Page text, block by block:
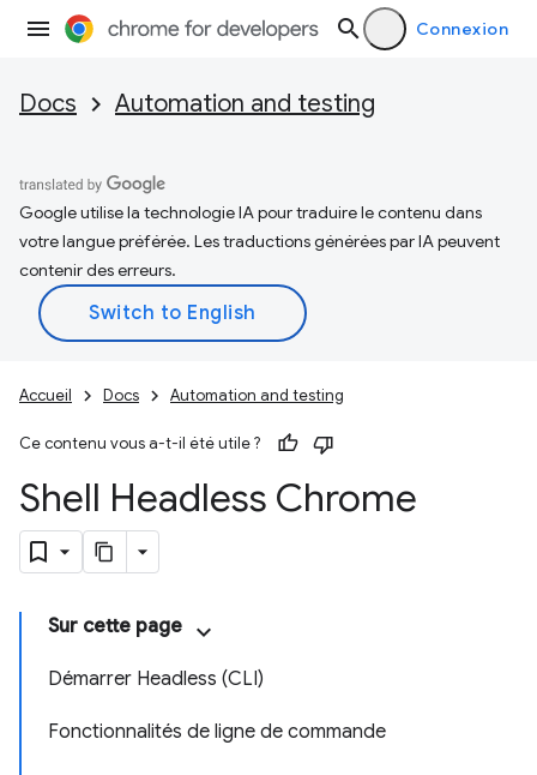
Connexion
Docs Automation and testing
Google utilise la technologie IA pour traduire le contenu dans
votre langue préférée. Les traductions générées par IA peuvent
contenir des erreurs.
Accueil Docs Automation and testing
Ce contenu vous a-t-il été utile ?
Shell Headless Chrome
Sur cette page
Démarrer Headless (CLI)
Fonctionnalités de ligne de commande